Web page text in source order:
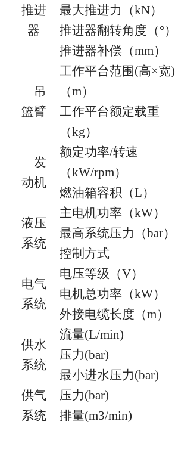
推进
器
最大推进力（kN）
推进器翻转角度（°）
推进器补偿（mm）
吊
篮臂
工作平台范围(高×宽)
（m）
工作平台额定载重
（kg）
发
动机
额定功率/转速
（kW/rpm）
燃油箱容积（L）
液压
系统
主电机功率（kW）
最高系统压力（bar）
控制方式
电气
系统
电压等级（V）
电机总功率（kW）
外接电缆长度（m）
供水
系统
流量(L/min)
压力(bar)
最小进水压力(bar)
供气
系统
压力(bar)
排量(m3/min)